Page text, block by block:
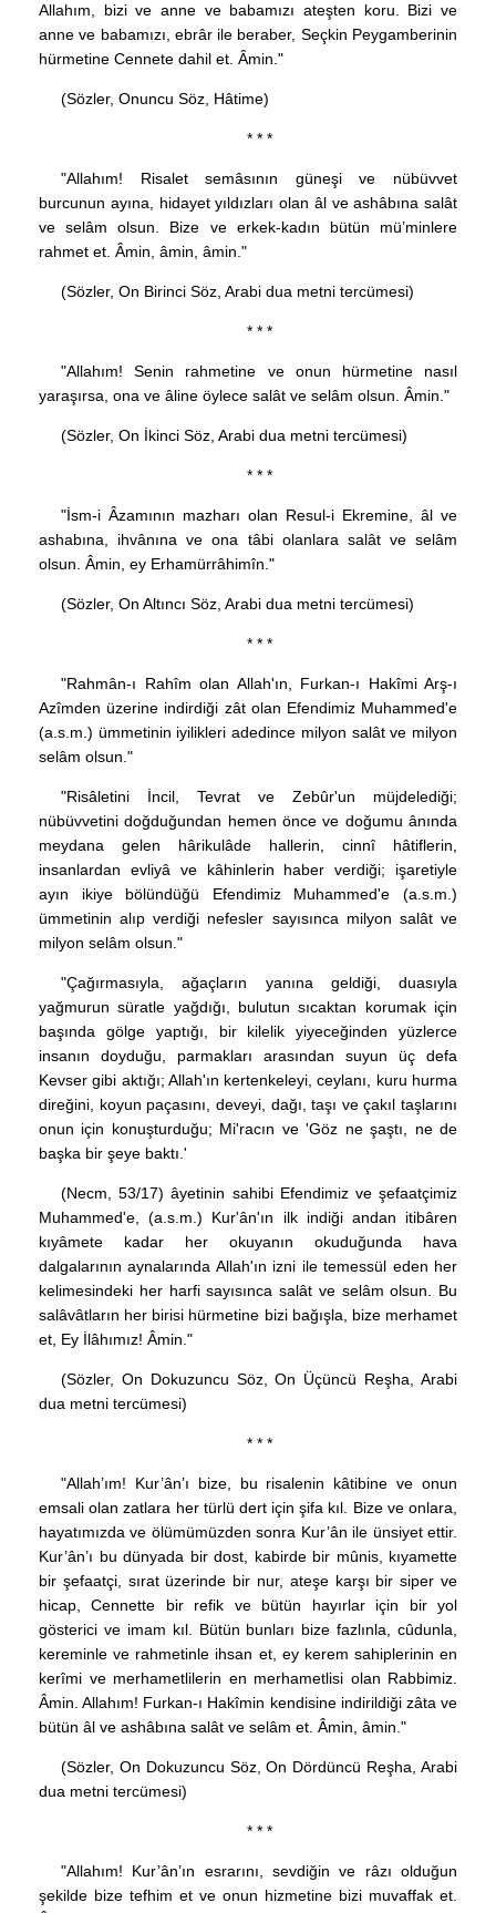
Allahım, bizi ve anne ve babamızı ateşten koru. Bizi ve
anne ve babamızı, ebrâr ile beraber, Seçkin Peygamberinin
hürmetine Cennete dahil et. Âmin."
(Sözler, Onuncu Söz, Hâtime)
* * *
"Allahım! Risalet semâsının güneşi ve nübüvvet
burcunun ayına, hidayet yıldızları olan âl ve ashâbına salât
ve selâm olsun. Bize ve erkek-kadın bütün mü’minlere
rahmet et. Âmin, âmin, âmin."
(Sözler, On Birinci Söz, Arabi dua metni tercümesi)
* * *
"Allahım! Senin rahmetine ve onun hürmetine nasıl
yaraşırsa, ona ve âline öylece salât ve selâm olsun. Âmin."
(Sözler, On İkinci Söz, Arabi dua metni tercümesi)
* * *
"İsm-i Âzamının mazharı olan Resul-i Ekremine, âl ve
ashabına, ihvânına ve ona tâbi olanlara salât ve selâm
olsun. Âmin, ey Erhamürrâhimîn."
(Sözler, On Altıncı Söz, Arabi dua metni tercümesi)
* * *
"Rahmân-ı Rahîm olan Allah'ın, Furkan-ı Hakîmi Arş-ı
Azîmden üzerine indirdiği zât olan Efendimiz Muhammed'e
(a.s.m.) ümmetinin iyilikleri adedince milyon salât ve milyon
selâm olsun."
"Risâletini İncil, Tevrat ve Zebûr'un müjdelediği;
nübüvvetini doğduğundan hemen önce ve doğumu ânında
meydana gelen hârikulâde hallerin, cinnî hâtiflerin,
insanlardan evliyâ ve kâhinlerin haber verdiği; işaretiyle
ayın ikiye bölündüğü Efendimiz Muhammed'e (a.s.m.)
ümmetinin alıp verdiği nefesler sayısınca milyon salât ve
milyon selâm olsun."
"Çağırmasıyla, ağaçların yanına geldiği, duasıyla
yağmurun süratle yağdığı, bulutun sıcaktan korumak için
başında gölge yaptığı, bir kilelik yiyeceğinden yüzlerce
insanın doyduğu, parmakları arasından suyun üç defa
Kevser gibi aktığı; Allah'ın kertenkeleyi, ceylanı, kuru hurma
direğini, koyun paçasını, deveyi, dağı, taşı ve çakıl taşlarını
onun için konuşturduğu; Mi'racın ve 'Göz ne şaştı, ne de
başka bir şeye baktı.'
(Necm, 53/17) âyetinin sahibi Efendimiz ve şefaatçimiz
Muhammed'e, (a.s.m.) Kur'ân'ın ilk indiği andan itibâren
kıyâmete kadar her okuyanın okuduğunda hava
dalgalarının aynalarında Allah'ın izni ile temessül eden her
kelimesindeki her harfi sayısınca salât ve selâm olsun. Bu
salâvâtların her birisi hürmetine bizi bağışla, bize merhamet
et, Ey İlâhımız! Âmin."
(Sözler, On Dokuzuncu Söz, On Üçüncü Reşha, Arabi
dua metni tercümesi)
* * *
"Allah’ım! Kur’ân’ı bize, bu risalenin kâtibine ve onun
emsali olan zatlara her türlü dert için şifa kıl. Bize ve onlara,
hayatımızda ve ölümümüzden sonra Kur’ân ile ünsiyet ettir.
Kur’ân’ı bu dünyada bir dost, kabirde bir mûnis, kıyamette
bir şefaatçi, sırat üzerinde bir nur, ateşe karşı bir siper ve
hicap, Cennette bir refik ve bütün hayırlar için bir yol
gösterici ve imam kıl. Bütün bunları bize fazlınla, cûdunla,
kereminle ve rahmetinle ihsan et, ey kerem sahiplerinin en
kerîmi ve merhametlilerin en merhametlisi olan Rabbimiz.
Âmin. Allahım! Furkan-ı Hakîmin kendisine indirildiği zâta ve
bütün âl ve ashâbına salât ve selâm et. Âmin, âmin."
(Sözler, On Dokuzuncu Söz, On Dördüncü Reşha, Arabi
dua metni tercümesi)
* * *
"Allahım! Kur’ân’ın esrarını, sevdiğin ve râzı olduğun
şekilde bize tefhim et ve onun hizmetine bizi muvaffak et.